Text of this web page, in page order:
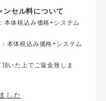
ンセル料について
本体税込み価格+システム
本体税込み価格+システム
いた上でご返金致しま
した